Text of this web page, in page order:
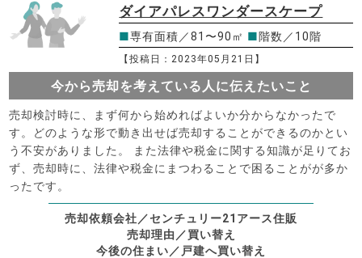
ダイアパレスワンダースケープ
■専有面積／81〜90㎡ ■階数／10階
【投稿日：2023年05月21日】
今から売却を考えている人に伝えたいこと
売却検討時に、まず何から始めればよいか分からなかったで
す。どのような形で動き出せば売却することができるのかとい
う不安がありました。 また法律や税金に関する知識が足りてお
ず、売却時に、法律や税金にまつわることで困ることがが多か
ったです。
売却依頼会社／センチュリー21アース住販
売却理由／買い替え
今後の住まい／戸建へ買い替え